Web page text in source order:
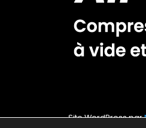
Site WordPress par